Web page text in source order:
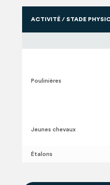
ACTIVITÉ / STADE
Poulinières
Jeunes chevaux
Étalons